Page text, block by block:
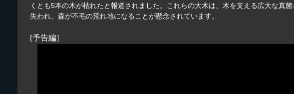
くとも5本の木が枯れたと報道されました。これらの大木は、木を支える広大な真
失われ、森が不毛の荒れ地になることが懸念されています。
[予告編]